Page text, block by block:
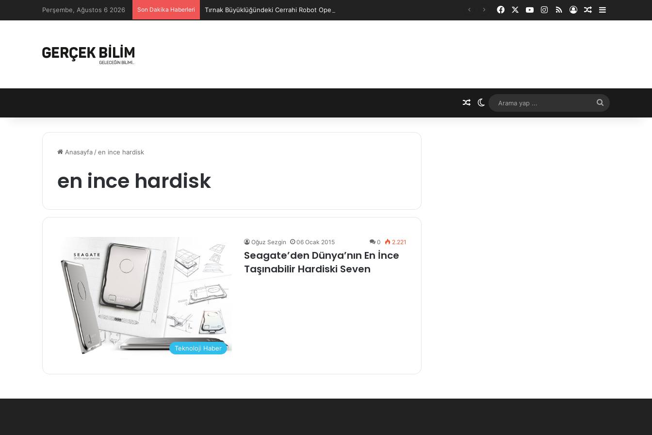
Perşembe, Ağustos 6 2026 Son Dakika Haberleri Tırnak Büyüklüğündeki Cerrahi Robot Operasyonları Kolaylaştıracak Facebook YouTubeInstagram
RSS Kayıt OlRastgele Makale
Rastgele Makale
Dış görünümü değiştir
yap
Anasayfa /en ince hardisk
en ince hardisk
Teknoloji Haber
Oğuz Sezgin 06 Ocak 2015 0 2.221
Seagate’den Dünya’nın En İnce
Taşınabilir Hardiski Seven